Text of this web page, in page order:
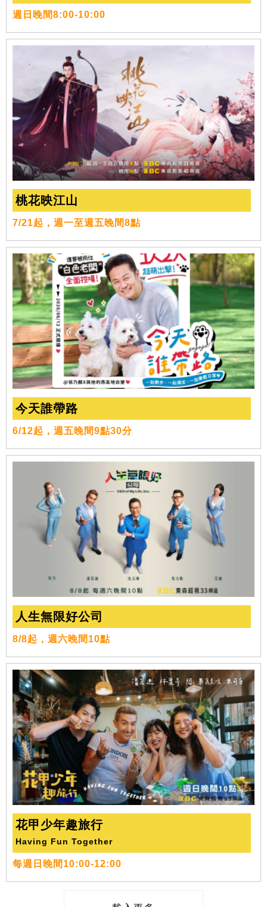
週日晚間8:00-10:00
桃花映江山
7/21起，週一至週五晚間8點
今天誰帶路
6/12起，週五晚間9點30分
人生無限好公司
8/8起，週六晚間10點
花甲少年趣旅行
Having Fun Together
每週日晚間10:00-12:00